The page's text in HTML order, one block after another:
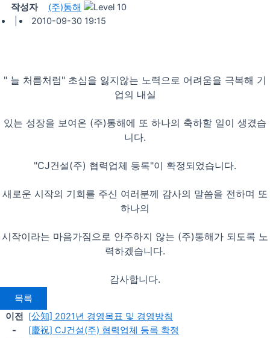
작성자
(주)통해
2010-09-30 19:15
" 늘 처름처럼" 초심을 잃지않는 노력으로 어려움을 극복해 기
업의 내실
있는 성장을 보여온 (주)통해에 또 하나의 축하할 일이 생겼습
니다.
"CJ건설(주) 협력업체 등록"이 확정되었습니다.
새로운 시작의 기회를 주신 여러분께 감사의 말씀을 전하며 또
하나의
시작이라는 마음가짐으로 안주하지 않는 (주)통해가 되도록 노
력하겠습니다.
감사합니다.
목록
이전
[公知] 2021년 경영목표 및 경영방침
-
[慶祝] CJ건설(주) 협력업체 등록 확정